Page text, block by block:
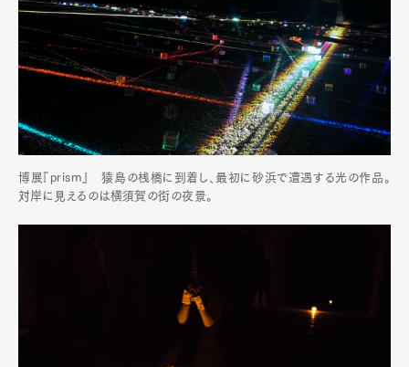
博展『prism』 猿島の桟橋に到着し、最初に砂浜で遭遇する光の作品。
対岸に見えるのは横須賀の街の夜景。